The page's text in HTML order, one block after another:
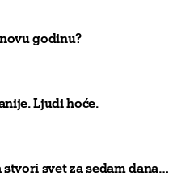
godinu?
Ljudi hoće.
svet za sedam dana…